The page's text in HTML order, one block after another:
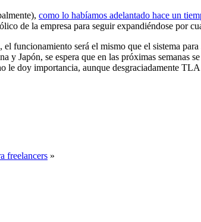
como lo habíamos adelantado hace un
de la empresa para seguir expandiéndose por
funcionamiento será el mismo que el sistema
se espera que en las próximas semanas
le doy importancia, aunque desgraciadamente TLA
freelancers »